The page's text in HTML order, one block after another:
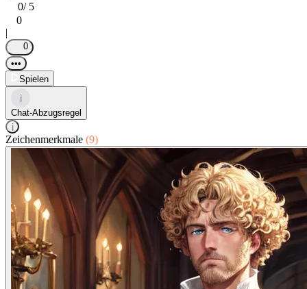
0/ 5
0
|
0
•••
Spielen
i
Chat-Abzugsregel
i
Zeichenmerkmale (9)